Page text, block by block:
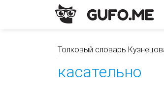
Толковый словарь
касательно